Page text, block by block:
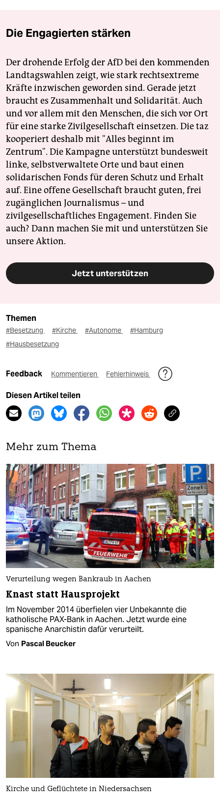
Die Engagierten stärken
Der drohende Erfolg der AfD bei den kommenden
Landtagswahlen zeigt, wie stark rechtsextreme
Kräfte inzwischen geworden sind. Gerade jetzt
braucht es Zusammenhalt und Solidarität. Auch
und vor allem mit den Menschen, die sich vor Ort
für eine starke Zivilgesellschaft einsetzen. Die taz
kooperiert deshalb mit "Alles beginnt im
Zentrum". Die Kampagne unterstützt bundesweit
linke, selbstverwaltete Orte und baut einen
solidarischen Fonds für deren Schutz und Erhalt
auf. Eine offene Gesellschaft braucht guten, frei
zugänglichen Journalismus – und
zivilgesellschaftliches Engagement. Finden Sie
auch? Dann machen Sie mit und unterstützen Sie
unsere Aktion.
Jetzt unterstützen
Themen
#Besetzung #Kirche #Autonome
#Hamburg
#Hausbesetzung
Feedback Kommentieren Fehlerhinweis
Diesen Artikel teilen
Mehr zum Thema
Verurteilung wegen Bankraub in Aachen
Knast statt Hausprojekt
Im November 2014 überfielen vier Unbekannte die
katholische PAX-Bank in Aachen. Jetzt wurde eine
spanische Anarchistin dafür verurteilt.
Von Pascal Beucker
Kirche und Geflüchtete in Niedersachsen